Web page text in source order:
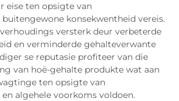
eise ten opsigte van
konsekwentheid vereis.
versterk deur verbeterde
en verminderde gehalteverwante
se reputasie profiteer van die
van hoë-gehalte produkte wat aan
ten opsigte van
algehele voorkoms voldoen.